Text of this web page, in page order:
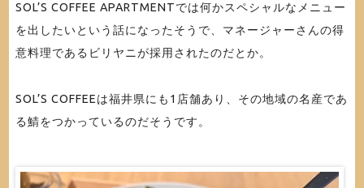
SOL’S COFFEE APARTMENTでは何かスペシャルなメニュー
を出したいという話になったそうで、マネージャーさんの得
意料理であるビリヤニが採用されたのだとか。
SOL’S COFFEEは福井県にも1店舗あり、その地域の名産であ
る鯖をつかっているのだそうです。